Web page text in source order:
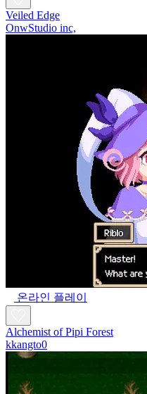
Veiled Edge
OnwStudio inc,
온라인 플레이
Alchemist of Pipi Forest
kkangto0